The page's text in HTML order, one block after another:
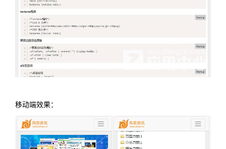
移动端效果：